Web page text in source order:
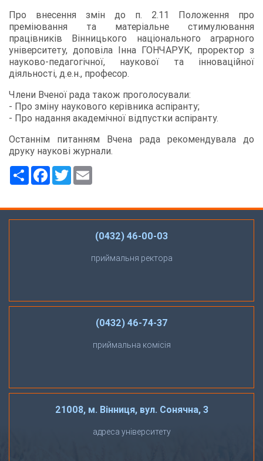
Про внесення змін до п. 2.11 Положення про
преміювання та матеріальне стимулювання
працівників Вінницького національного аграрного
університету, доповіла Інна ГОНЧАРУК, проректор з
науково-педагогічної, наукової та інноваційної
діяльності, д.е.н., професор.
Члени Вченої рада також проголосували:
- Про зміну наукового керівника аспіранту;
- Про надання академічної відпустки аспіранту.
Останнім питанням Вчена рада рекомендувала до
друку наукові журнали.
РесурсFacebook
Twitter
(0432) 46-00-03
приймальня ректора
(0432) 46-74-37
приймальна комісія
21008, м. Вінниця, вул. Сонячна, 3
адреса університету